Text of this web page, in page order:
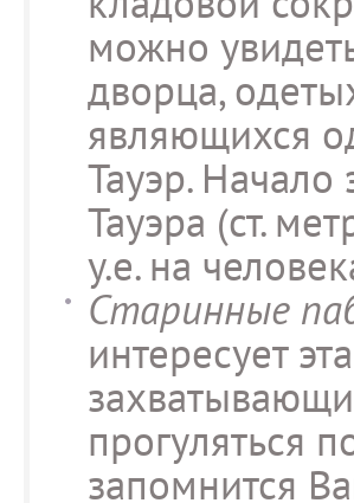
можно
дворца,
являющихся
Тауэр. Начало
Тауэра (ст.
у.е. на
Старинные
интересует
прогуляться
запомнится